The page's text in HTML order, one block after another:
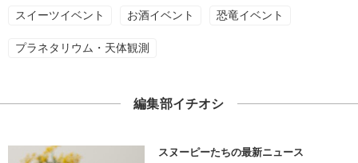
スイーツイベント お酒イベント 恐竜イベント
プラネタリウム・天体観測
編集部イチオシ
スヌーピーたちの最新ニュース